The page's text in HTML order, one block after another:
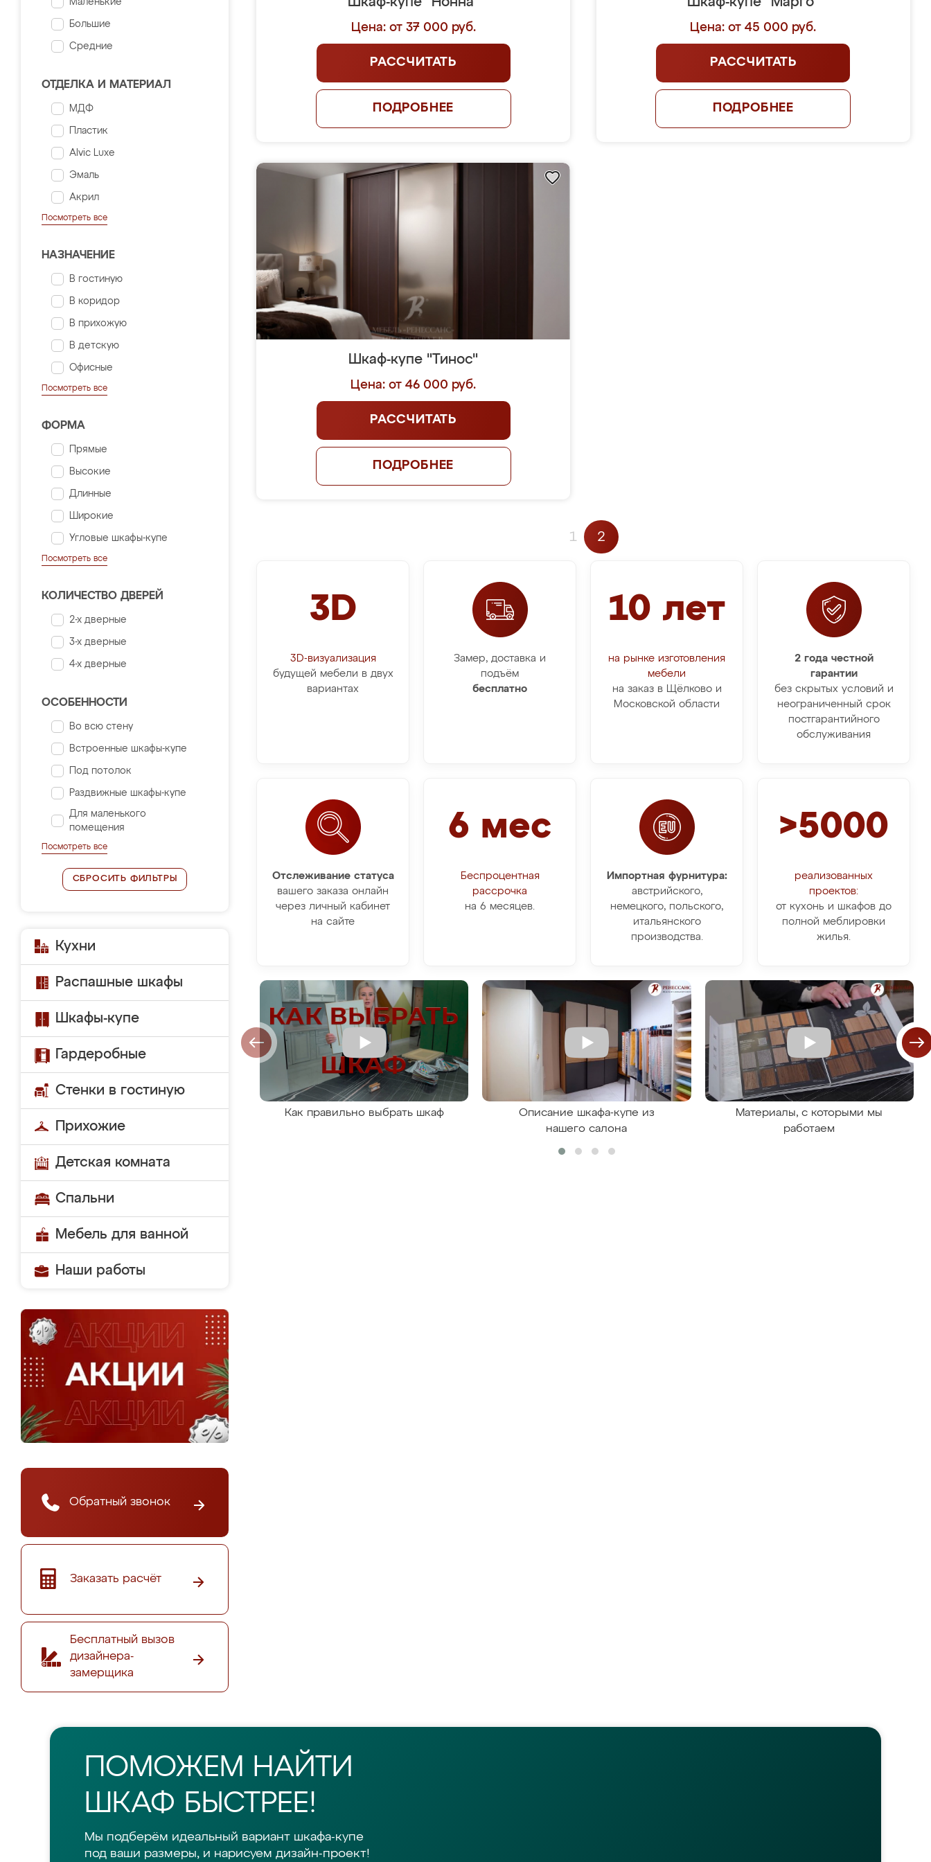
Маленькие
Большие
Средние
ОТДЕЛКА И МАТЕРИАЛ
МДФ
Пластик
Alvic Luxe
Эмаль
Акрил
Посмотреть все
НАЗНАЧЕНИЕ
В гостиную
В коридор
В прихожую
В детскую
Офисные
Посмотреть все
ФОРМА
Прямые
Высокие
Длинные
Широкие
Угловые шкафы-купе
Посмотреть все
КОЛИЧЕСТВО ДВЕРЕЙ
2-х дверные
3-х дверные
4-х дверные
ОСОБЕННОСТИ
Во всю стену
Встроенные шкафы-купе
Под потолок
Раздвижные шкафы-купе
Для маленького
помещения
Посмотреть все
СБРОСИТЬ ФИЛЬТРЫ
Кухни
Распашные шкафы
Шкафы-купе
Гардеробные
Стенки в гостиную
Прихожие
Детская комната
Спальни
Мебель для ванной
Наши работы
Обратный звонок
Заказать расчёт
Бесплатный вызов
дизайнера-
замерщика
Цена: от 37 000 руб.
РАССЧИТАТЬ
ПОДРОБНЕЕ
Цена: от 45 000 руб.
РАССЧИТАТЬ
ПОДРОБНЕЕ
Шкаф-купе "Тинос"
Цена: от 46 000 руб.
РАССЧИТАТЬ
ПОДРОБНЕЕ
1 2
3D
3D-визуализация
будущей мебели в двух
вариантах
Замер, доставка и
подъём
бесплатно
10 лет
на рынке изготовления
мебели
на заказ в Щёлково и
Московской области
2 года честной
гарантии
без скрытых условий и
неограниченный срок
постгарантийного
обслуживания
Отслеживание статуса
вашего заказа онлайн
через личный кабинет
на сайте
6 мес
Беспроцентная
рассрочка
на 6 месяцев.
Импортная фурнитура:
австрийского,
немецкого, польского,
итальянского
производства.
>5000
реализованных
проектов:
от кухонь и шкафов до
полной меблировки
жилья.
Как правильно выбрать шкаф
Описание шкафа-купе из
нашего салона
Материалы, с которыми мы
работаем
ПОМОЖЕМ НАЙТИ
ШКАФ БЫСТРЕЕ!
Мы подберём идеальный вариант шкафа-купе
под ваши размеры, и нарисуем дизайн-проект!